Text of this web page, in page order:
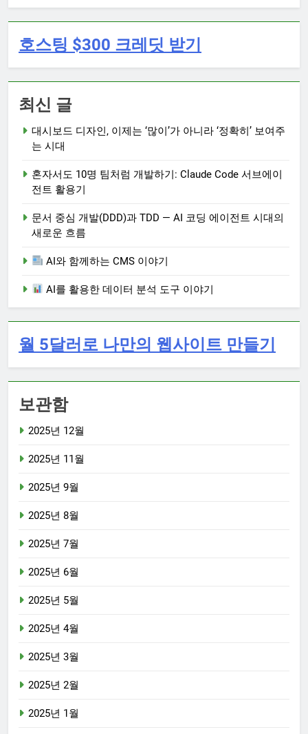
호스팅 $300 크레딧 받기
최신 글
대시보드 디자인, 이제는 ‘많이’가 아니라 ‘정확히’ 보여주
는 시대
혼자서도 10명 팀처럼 개발하기: Claude Code 서브에이
전트 활용기
문서 중심 개발(DDD)과 TDD — AI 코딩 에이전트 시대의
새로운 흐름
AI와 함께하는 CMS 이야기
AI를 활용한 데이터 분석 도구 이야기
월 5달러로 나만의 웹사이트 만들기
보관함
2025년 12월
2025년 11월
2025년 9월
2025년 8월
2025년 7월
2025년 6월
2025년 5월
2025년 4월
2025년 3월
2025년 2월
2025년 1월